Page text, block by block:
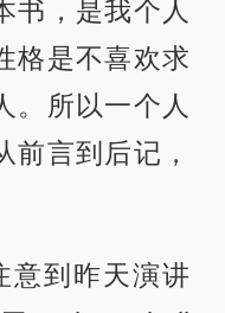
shit。Right？
留一个好印
是一个榜样
样子。我们确